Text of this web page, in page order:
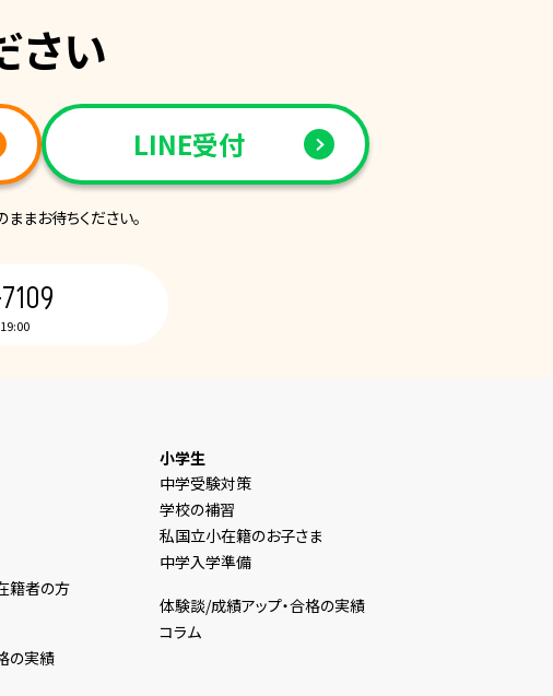
さい
LINE受付
まお待ちください。
籍者の方
の実績
小学生
中学受験対策
学校の補習
私国立小在籍のお子さま
中学入学準備
体験談/成績アップ・合格の実績
コラム